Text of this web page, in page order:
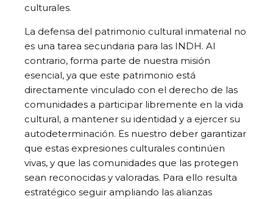
culturales.
La defensa del patrimonio cultural inmaterial no
es una tarea secundaria para las INDH. Al
contrario, forma parte de nuestra misión
esencial, ya que este patrimonio está
directamente vinculado con el derecho de las
comunidades a participar libremente en la vida
cultural, a mantener su identidad y a ejercer su
autodeterminación. Es nuestro deber garantizar
que estas expresiones culturales continúen
vivas, y que las comunidades que las protegen
sean reconocidas y valoradas. Para ello resulta
estratégico seguir ampliando las alianzas